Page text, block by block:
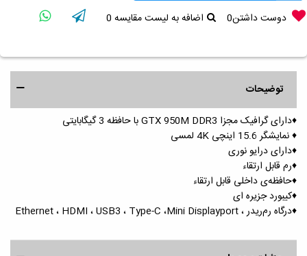
دوست داشتن0 اضافه به لیست مقایسه 0
توضیحات
♦️دارای گرافیک مجزا GTX 950M DDR3 با حافظه 3 گیگابایتی
♦️ نمایشگر 15.6 اینچی 4K لمسی
♦️دارای درایو نوری
♦️رم قابل ارتقاء
♦️حافظه‌ی داخلی قابل ارتقاء
♦️کیبورد جزیره ای
♦️درگاه رم‌ریدر ، Ethernet ، HDMI ، USB3 ، Type-C ،Mini Displayport